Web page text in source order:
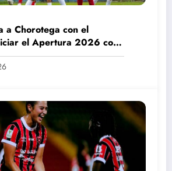
a Chorotega con el
el Apertura 2026 con